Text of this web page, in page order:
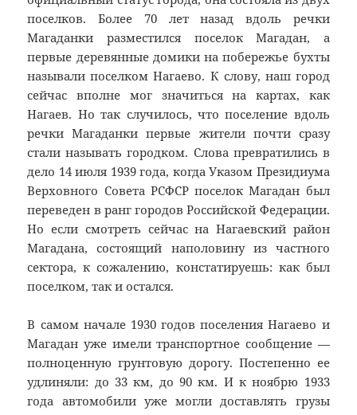
поселков. Более 70 лет назад вдоль речки
Магаданки разместился поселок Магадан, а
первые деревянные домики на побережье бухты
называли поселком Нагаево. К слову, наш город
сейчас вполне мог значиться на картах, как
Нагаев. Но так случилось, что поселение вдоль
речки Магаданки первые жители почти сразу
стали называть городком. Слова превратились в
дело 14 июля 1939 года, когда Указом Президиума
Верховного Совета РСФСР поселок Магадан был
переведен в ранг городов Российской Федерации.
Но если смотреть сейчас на Нагаевский район
Магадана, состоящий наполовину из частного
сектора, к сожалению, констатируешь: как был
поселком, так и остался.
В самом начале 1930 годов поселения Нагаево и
Магадан уже имели транспортное сообщение —
полноценную грунтовую дорогу. Постепенно ее
удлиняли: до 33 км, до 90 км. И к ноябрю 1933
года автомобили уже могли доставлять грузы